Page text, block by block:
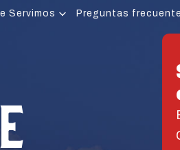
Servimos Preguntas